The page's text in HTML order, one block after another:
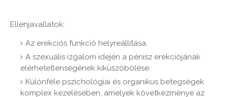
Ellenjavallatok:
Az erekciós funkció helyreállítása.
A szexuális izgalom idején a pénisz erekciójának
elérhetetlenségének kiküszöbölése.
Különféle pszichológiai és organikus betegségek
komplex kezelésében, amelyek következménye az